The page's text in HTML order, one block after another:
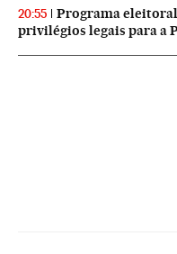
20:55
Programa
privilégios legais para a